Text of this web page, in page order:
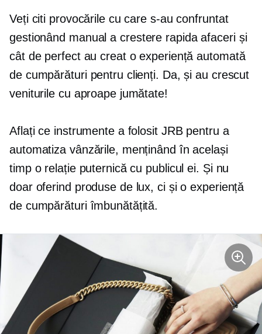
Veți citi provocările cu care s-au confruntat
gestionând manual a crestere rapidaafaceri și
cât de perfect au creat o experiență automată
de cumpărături pentru clienți. Da, și au crescut
veniturile cu aproape jumătate!
Aflați ce instrumente a folosit JRB pentru a
automatiza vânzările, menținând în același
timp o relație puternică cu publicul ei. Și nu
doar oferind produse de lux, ci și o experiență
de cumpărături îmbunătățită.